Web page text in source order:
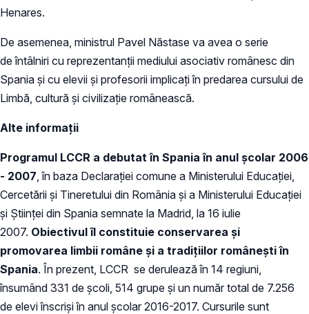
Henares.
De asemenea, ministrul Pavel Năstase va avea o serie
de întâlniri cu reprezentanții mediului asociativ românesc din
Spania și cu elevii și profesorii implicați în predarea cursului de
Limbă, cultură și civilizație românească.
Alte informații
Programul LCCR a debutat în Spania în anul școlar 2006
- 2007 , în baza Declarației comune a Ministerului Educației,
Cercetării și Tineretului din România și a Ministerului Educației
și Științei din Spania semnate la Madrid, la 16 iulie
2007. Obiectivul îl constituie conservarea și
promovarea limbii române și a tradițiilor românești în
Spania. În prezent, LCCR se derulează în 14 regiuni,
însumând 331 de şcoli, 514 grupe și un număr total de 7.256
de elevi înscrişi în anul şcolar 2016-2017. Cursurile sunt